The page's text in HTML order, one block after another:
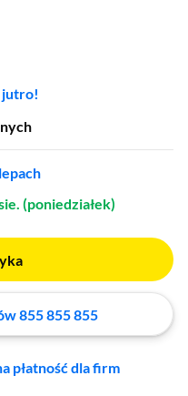
jutro!
(poniedziałek)
855 855 855
płatność dla firm